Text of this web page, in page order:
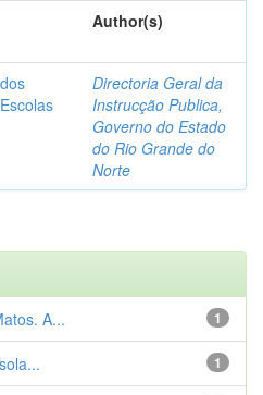
Author(s)
Directoria Geral da
Instrucção Publica,
Governo do Estado
do Rio Grande do
Norte
1
A...
1